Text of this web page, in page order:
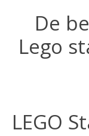
De
Lego
LEGO